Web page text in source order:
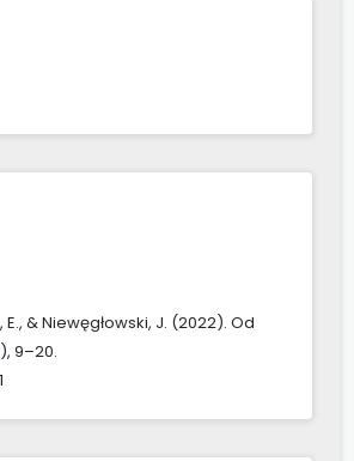
& Niewęgłowski, J. (2022). Od
9–20.